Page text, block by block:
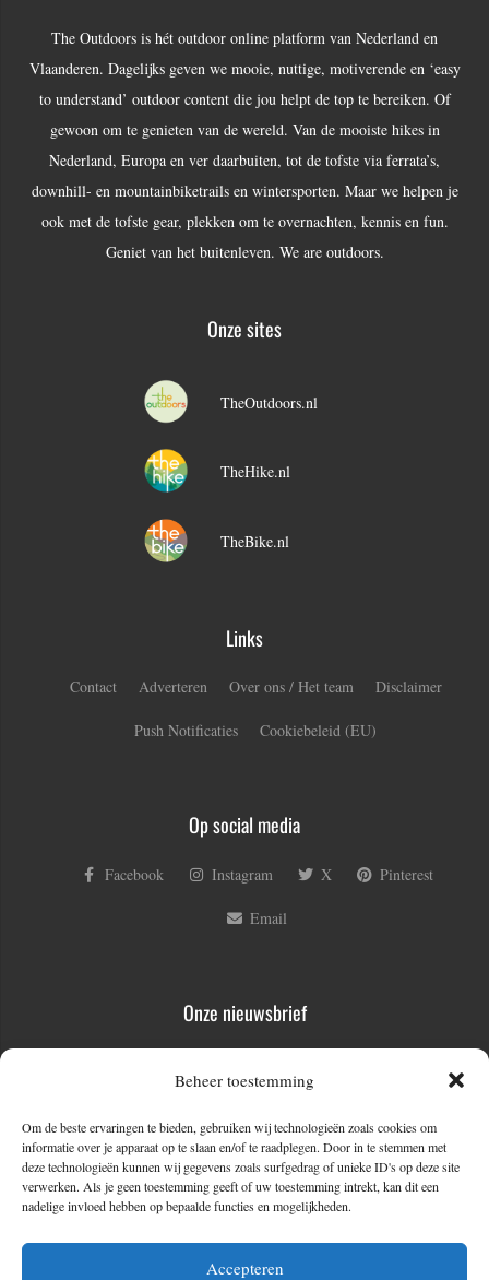
Beheer toestemming
Om de beste ervaringen te bieden, gebruiken wij technologieën zoals cookies om
informatie over je apparaat op te slaan en/of te raadplegen. Door in te stemmen met
deze technologieën kunnen wij gegevens zoals surfgedrag of unieke ID's op deze site
verwerken. Als je geen toestemming geeft of uw toestemming intrekt, kan dit een
nadelige invloed hebben op bepaalde functies en mogelijkheden.
Accepteren
The Outdoors is hét outdoor online platform van Nederland en
Vlaanderen. Dagelijks geven we mooie, nuttige, motiverende en ‘easy
to understand’ outdoor content die jou helpt de top te bereiken. Of
gewoon om te genieten van de wereld. Van de mooiste hikes in
Nederland, Europa en ver daarbuiten, tot de tofste via ferrata’s,
downhill- en mountainbiketrails en wintersporten. Maar we helpen je
ook met de tofste gear, plekken om te overnachten, kennis en fun.
Geniet van het buitenleven. We are outdoors.
Onze sites
TheOutdoors.nl
TheHike.nl
TheBike.nl
Links
Contact Adverteren Over ons / Het team Disclaimer
Push Notificaties Cookiebeleid (EU)
Op social media
Facebook Instagram X Pinterest
Email
Onze nieuwsbrief
E-mail*